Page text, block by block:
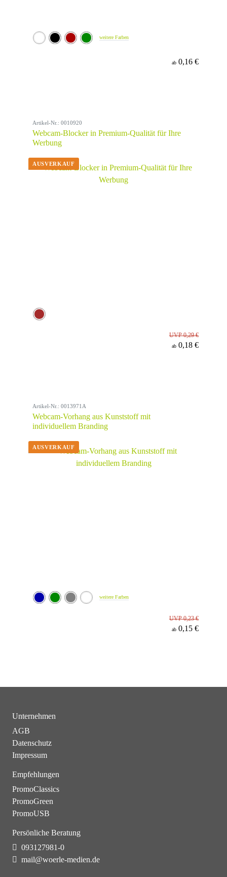
weitere Farben
ab 0,16 €
Artikel-Nr.: 0010920
Webcam-Blocker in Premium-Qualität für Ihre
Werbung
UVP 0,29 €
ab 0,18 €
Artikel-Nr.: 0013971A
Webcam-Vorhang aus Kunststoff mit
individuellem Branding
weitere Farben
UVP 0,23 €
ab 0,15 €
Unternehmen
AGB
Datenschutz
Impressum
Empfehlungen
PromoClassics
PromoGreen
PromoUSB
Persönliche Beratung
093127981-0
mail@woerle-medien.de